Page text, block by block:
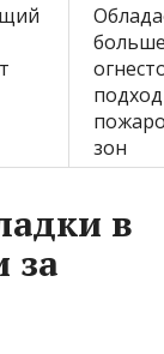
зон
в
за